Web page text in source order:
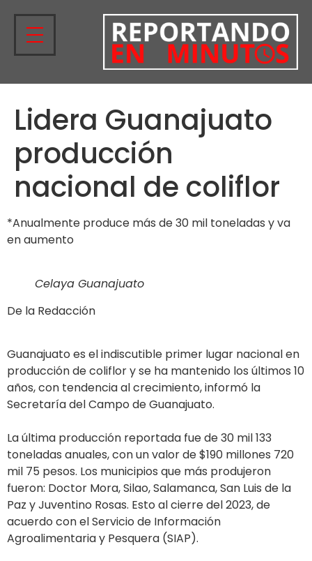
Lidera Guanajuato
producción
nacional de coliflor
*Anualmente produce más de 30 mil toneladas y va
en aumento
Celaya Guanajuato
De la Redacción
Guanajuato es el indiscutible primer lugar nacional en
producción de coliflor y se ha mantenido los últimos 10
años, con tendencia al crecimiento, informó la
Secretaría del Campo de Guanajuato.
La última producción reportada fue de 30 mil 133
toneladas anuales, con un valor de $190 millones 720
mil 75 pesos. Los municipios que más produjeron
fueron: Doctor Mora, Silao, Salamanca, San Luis de la
Paz y Juventino Rosas. Esto al cierre del 2023, de
acuerdo con el Servicio de Información
Agroalimentaria y Pesquera (SIAP).